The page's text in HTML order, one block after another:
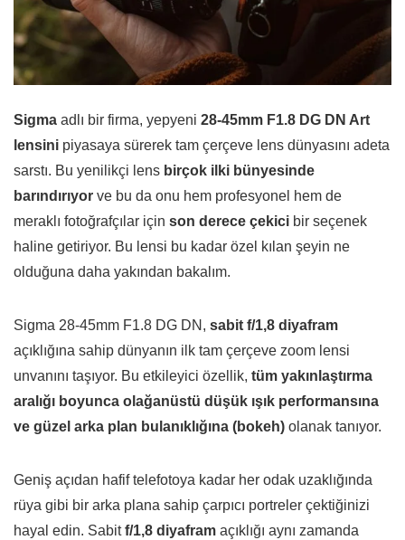
Sigma adlı bir firma, yepyeni 28-45mm F1.8 DG DN Art
lensini piyasaya sürerek tam çerçeve lens dünyasını adeta
sarstı. Bu yenilikçi lens birçok ilki bünyesinde
barındırıyor ve bu da onu hem profesyonel hem de
meraklı fotoğrafçılar için son derece çekici bir seçenek
haline getiriyor. Bu lensi bu kadar özel kılan şeyin ne
olduğuna daha yakından bakalım.
Sigma 28-45mm F1.8 DG DN, sabit f/1,8 diyafram
açıklığına sahip dünyanın ilk tam çerçeve zoom lensi
unvanını taşıyor. Bu etkileyici özellik, tüm yakınlaştırma
aralığı boyunca olağanüstü düşük ışık performansına
ve güzel arka plan bulanıklığına (bokeh) olanak tanıyor.
Geniş açıdan hafif telefotoya kadar her odak uzaklığında
rüya gibi bir arka plana sahip çarpıcı portreler çektiğinizi
hayal edin. Sabitf/1,8 diyafram açıklığı aynı zamanda